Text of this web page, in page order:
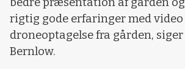
bedre præsentation af gården
rigtig gode erfaringer med video
droneoptagelse fra gården,
Bernlow.